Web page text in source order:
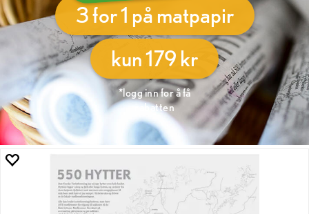
3 for 1 på matpapir
kun 179 kr
*logg inn for å få
rabatten